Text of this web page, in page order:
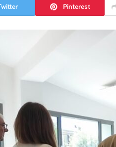
Pinterest